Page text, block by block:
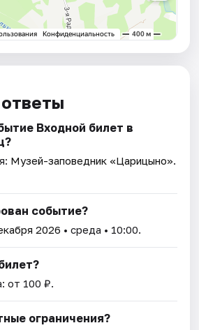
Входной билет в
Музей-заповедник «Царицыно».
событие?
2026 • среда • 10:00.
от 100 ₽.
ограничения?